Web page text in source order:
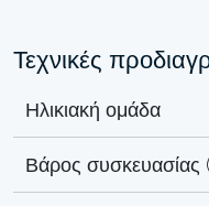
Τεχνικές
Ηλικιακή ομάδα
Βάρος συσκευασίας